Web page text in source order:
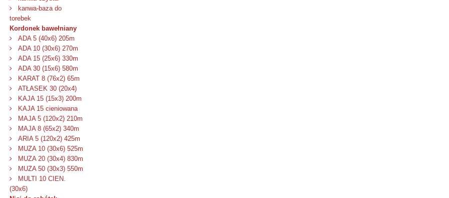
kanwa-baza do
torebek
Kordonek bawełniany
ADA 5 (40x6) 205m
ADA 10 (30x6) 270m
ADA 15 (25x6) 330m
ADA 30 (15x6) 580m
KARAT 8 (76x2) 65m
ATŁASEK 30 (20x4)
KAJA 15 (15x3) 200m
KAJA 15 cieniowana
MAJA 5 (120x2) 210m
MAJA 8 (65x2) 340m
ARIA 5 (120x2) 425m
MUZA 10 (30x6) 525m
MUZA 20 (30x4) 830m
MUZA 50 (30x3) 550m
MULTI 10 CIEN.
(30x6)